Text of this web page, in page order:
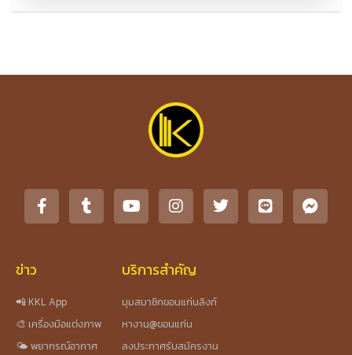
ข่าว
📲 KKL App
🎨 เครื่องมือแต่งภาพ
🌤️ พยากรณ์อากาศ
บริการสำคัญ
มุมสมาชิกขอนแก่นลิงก์
หางาน@ขอนแก่น
ลงประกาศรับสมัครงาน